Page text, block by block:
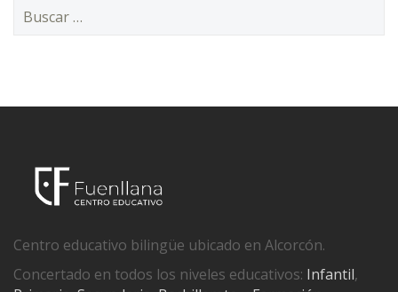
Centro educativo bilingüe ubicado en Alcorcón.
Concertado en todos los niveles educativos: Infantil,